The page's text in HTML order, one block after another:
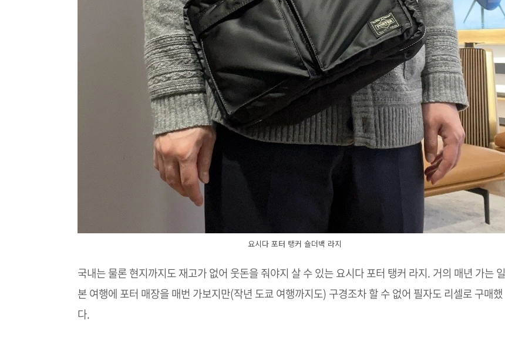
요시다 포터 탱커 숄더백 라지
국내는 물론 현지까지도 재고가 없어 웃돈을 줘야지 살 수 있는 요시다 포터 탱커 라지. 거의 매년 가는 일
본 여행에 포터 매장을 매번 가보지만(작년 도쿄 여행까지도) 구경조차 할 수 없어 필자도 리셀로 구매했
다.